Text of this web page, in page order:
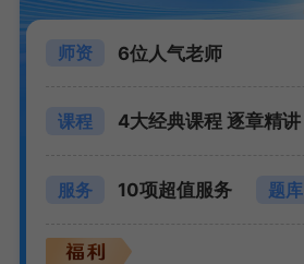
师资 6位人气老师
课程 4大经典课程 逐章精讲
服务 10项超值服务 题库